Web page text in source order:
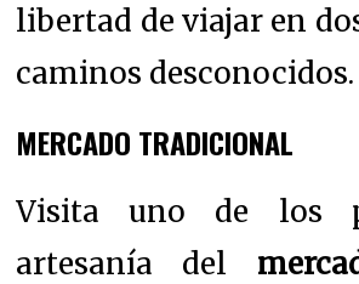
libertad de viajar en
caminos desconocidos.
MERCADO TRADICIONAL
Visita uno de los
artesanía del